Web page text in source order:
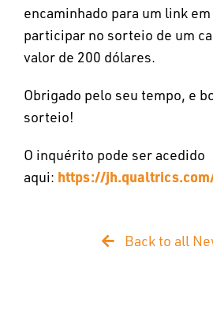
encaminhado para um link
participar no sorteio de um
valor de 200 dólares.
Obrigado pelo seu tempo, e
sorteio!
O inquérito pode ser acedido
aqui: https://
Back to all